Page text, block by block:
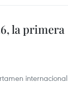
la primera
internacional